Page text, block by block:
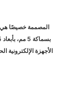
الأجهزة الإلكترونية